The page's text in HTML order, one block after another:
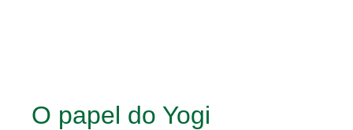
O papel do Yogi